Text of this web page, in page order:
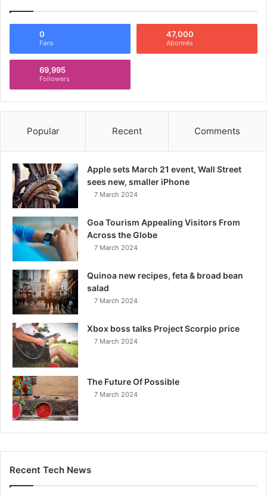
0
Fans
47,000
Abonnés
69,995
Followers
Popular Recent Comments
Apple sets March 21 event, Wall Street
sees new, smaller iPhone
7 March 2024
Goa Tourism Appealing Visitors From
Across the Globe
7 March 2024
Quinoa new recipes, feta & broad bean
salad
7 March 2024
Xbox boss talks Project Scorpio price
7 March 2024
The Future Of Possible
7 March 2024
Recent Tech News